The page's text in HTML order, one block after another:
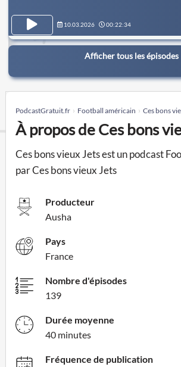
10.03.2026 00:22:34
Afficher tous les épisodes
PodcastGratuit.fr Football américain Ces bons
À propos de Ces bons
Ces bons vieux Jets est un podcast
par Ces bons vieux Jets
Producteur
Ausha
Pays
France
Nombre d'épisodes
139
Durée moyenne
40 minutes
Fréquence de publication